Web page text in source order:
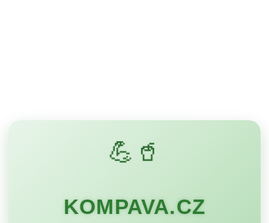
💪🥤
KOMPAVA.CZ